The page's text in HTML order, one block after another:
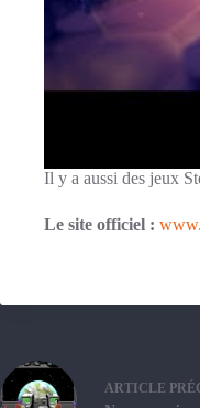
Il y a aussi des jeux
Le site officiel :
ARTICLE